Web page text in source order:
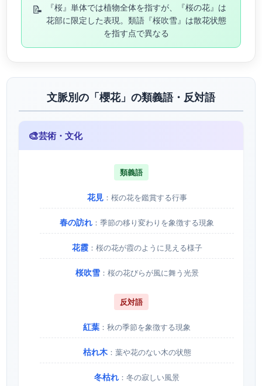
📝
『桜』単体では植物全体を指すが、『桜の花』は
花部に限定した表現。類語『桜吹雪』は散花状態
を指す点で異なる
文脈別の「櫻花」の類義語・反対語
🎨芸術・文化
類義語
花見：桜の花を鑑賞する行事
春の訪れ ：季節の移り変わりを象徴する現象
花霞：桜の花が霞のように見える様子
桜吹雪：桜の花びらが風に舞う光景
反対語
紅葉 ：秋の季節を象徴する現象
枯れ木：葉や花のない木の状態
冬枯れ ：冬の寂しい風景